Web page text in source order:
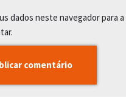
dados neste navegador para